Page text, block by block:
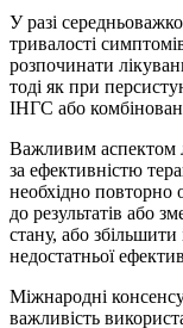
У разі
тривалості
розпочинати
тоді як при
ІНГС або
Важливим аспектом
за ефективністю
необхідно
до результатів або
стану, або збільшити
недостатньої
Міжнародні
важливість